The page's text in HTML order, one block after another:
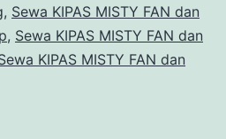
, Sewa KIPAS MISTY FAN dan
, Sewa KIPAS MISTY FAN dan
KIPAS MISTY FAN dan